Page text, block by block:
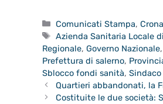
Categorie
Comunicati Stampa,
Tag
Azienda Sanitaria Locale
Regionale, Governo Nazionale,
Prefettura di salerno,
Sblocco fondi sanità,
Quartieri abbandonati, la
Costituite le due società: